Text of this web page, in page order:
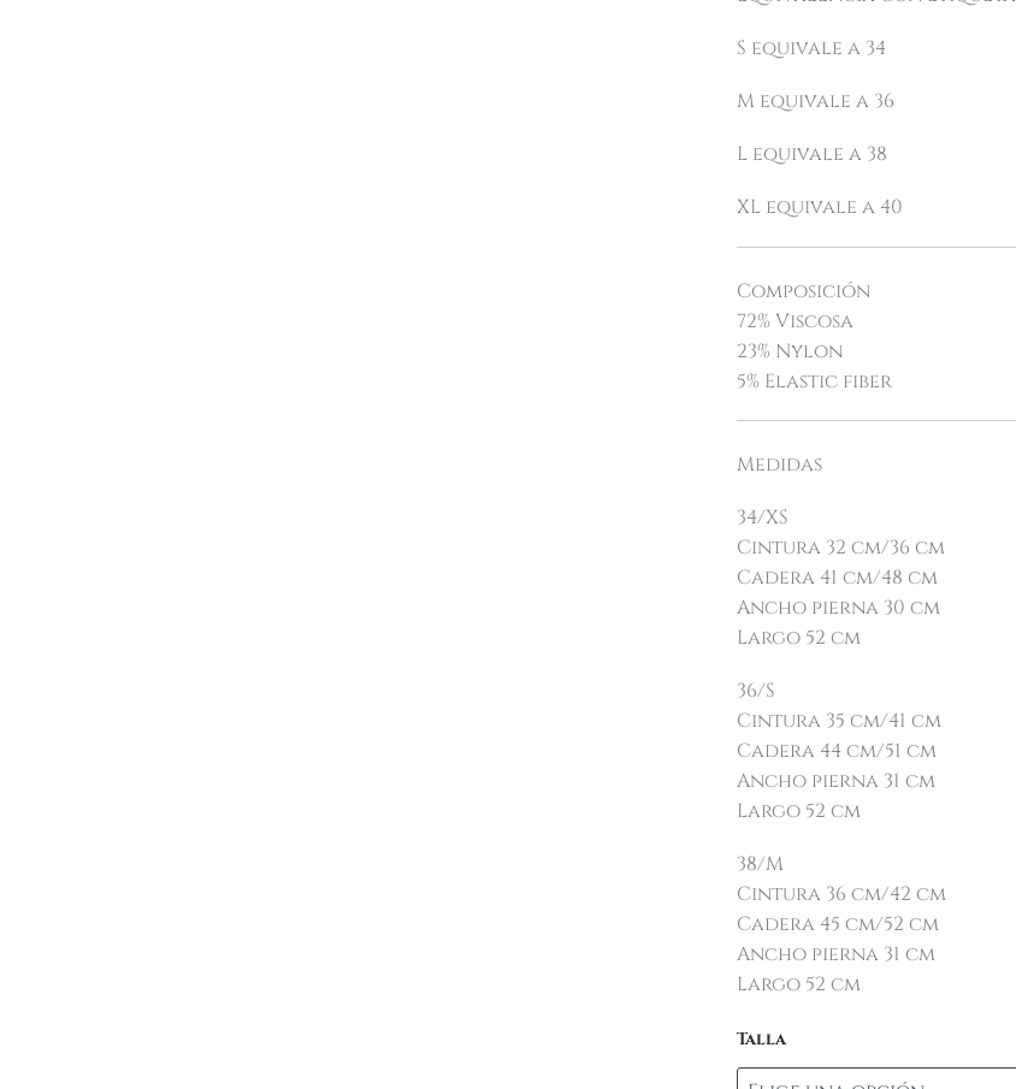
S equivale a 34
M equivale a 36
L equivale a 38
XL equivale a 40
Composición
72% Viscosa
23% Nylon
5% Elastic fiber
Medidas
34/XS
Cintura 32 cm/36 cm
Cadera 41 cm/48 cm
Ancho pierna 30 cm
Largo 52 cm
36/S
Cintura 35 cm/41 cm
Cadera 44 cm/51 cm
Ancho pierna 31 cm
Largo 52 cm
38/M
Cintura 36 cm/42 cm
Cadera 45 cm/52 cm
Ancho pierna 31 cm
Largo 52 cm
Talla